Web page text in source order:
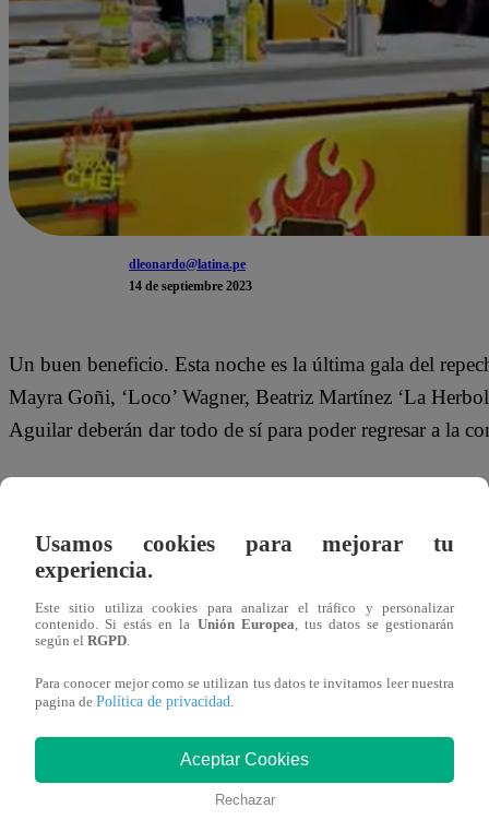
dleonardo@latina.pe
14 de septiembre 2023
Un buen beneficio. Esta noche es la última gala del
Mayra Goñi, ‘Loco’ Wagner, Beatriz Martínez ‘La
Aguilar deberán dar todo de sí para poder regresar a la
José Peláez reveló cuál será el beneficio del primer
posiciones. Recuperarán su lugar inmediatamente”,
Además, el conductor contó que aquel famoso que no
consecuencias. “Hay una sorpresita, la persona que
concursantes.
Usamos cookies para mejorar tu
experiencia.
Este sitio utiliza cookies para analizar el tráfico y personalizar
contenido. Si estás en la Unión Europea, tus datos se gestionarán
según el RGPD.
Para conocer mejor como se utilizan tus datos te invitamos leer nuestra
pagina de Política de privacidad.
Aceptar Cookies
Rechazar